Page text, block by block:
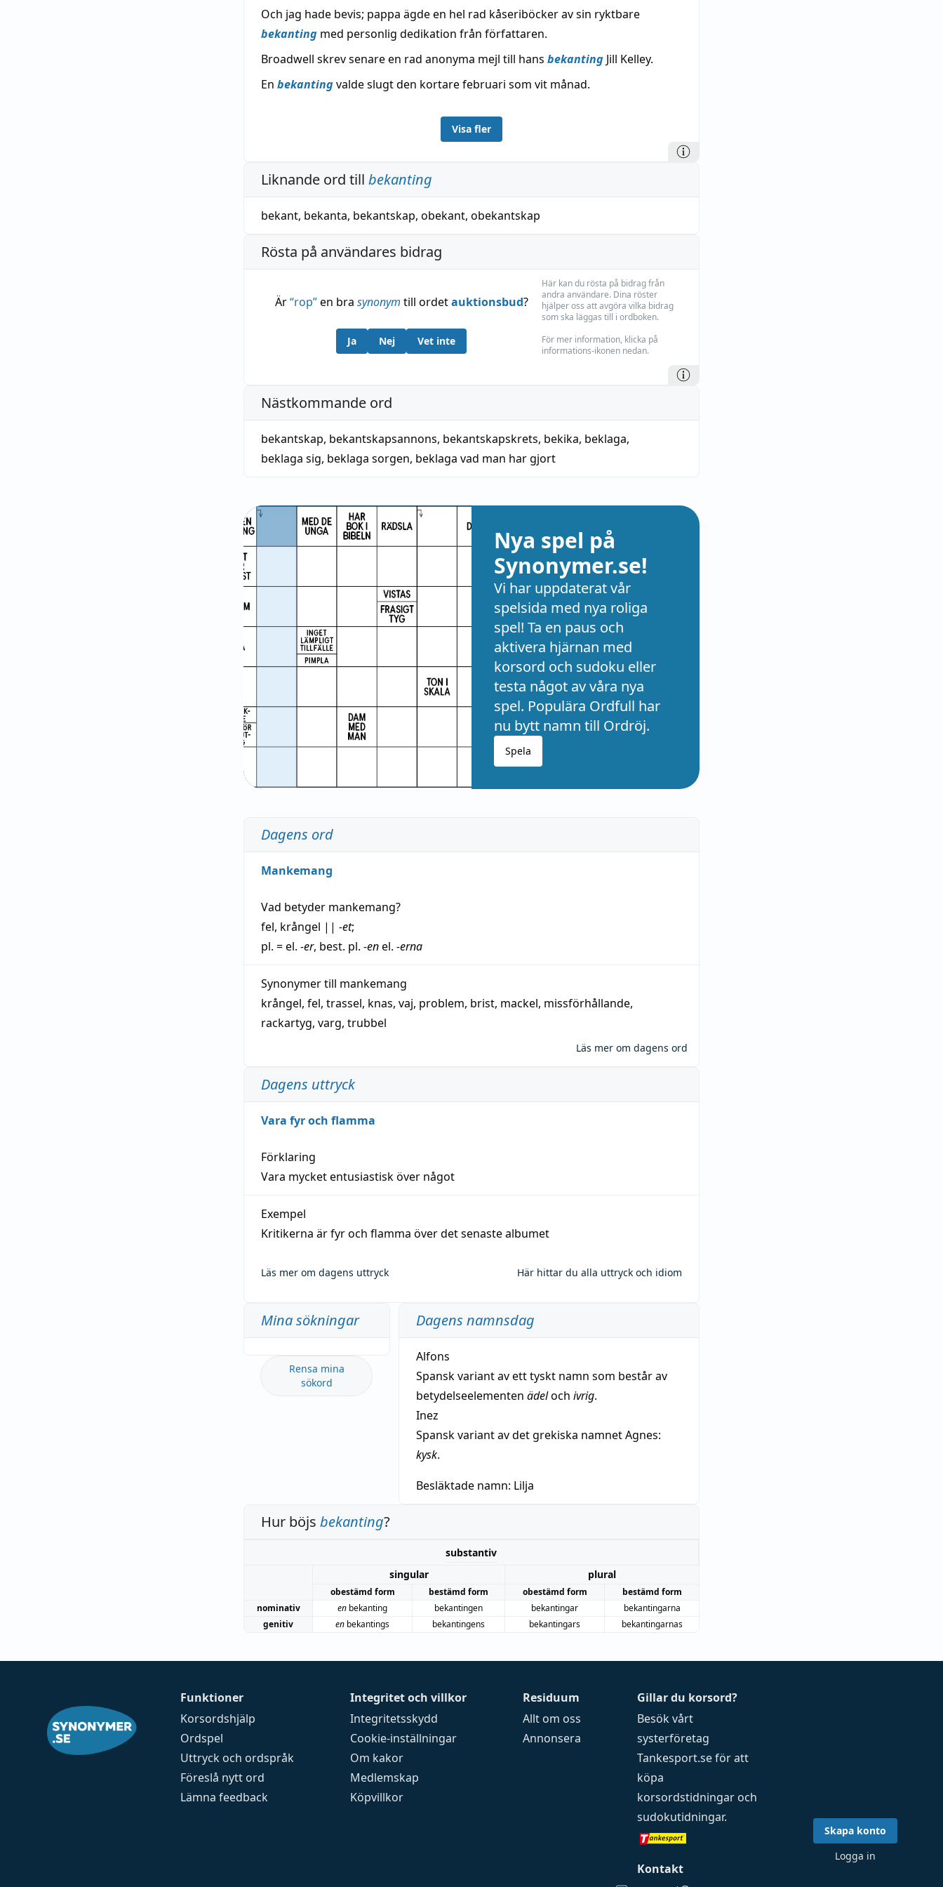
Och jag hade bevis; pappa ägde en hel rad kåseriböcker av sin ryktbare
bekanting med personlig dedikation från författaren.
Broadwell skrev senare en rad anonyma mejl till hans bekanting Jill Kelley.
En bekantingvalde slugt den kortare februari som vit månad.
Visa fler
Liknande ord till bekanting
bekant, bekanta, bekantskap, obekant, obekantskap
Rösta på användares bidrag
Är“rop”en bra synonym till ordetauktionsbud?
Ja Nej Vet inte
Här kan du rösta på bidrag från
andra användare. Dina röster
hjälper oss att avgöra vilka bidrag
som ska läggas till i ordboken.
För mer information, klicka på
informations-ikonen nedan.
Nästkommande ord
bekantskap, bekantskapsannons, bekantskapskrets, bekika, beklaga,
beklaga sig, beklaga sorgen, beklaga vad man har gjort
Nya spel på
Synonymer.se!
Vi har uppdaterat vår
spelsida med nya roliga
spel! Ta en paus och
aktivera hjärnan med
korsord och sudoku eller
testa något av våra nya
spel. Populära Ordfull har
nu bytt namn till Ordröj.
Spela
Dagens ord
Mankemang
Vad betyder mankemang?
fel, krångel || -et;
pl. = el. -er, best. pl. -enel. -erna
Synonymer till mankemang
krångel, fel, trassel, knas, vaj, problem, brist, mackel, missförhållande,
rackartyg, varg, trubbel
Läs mer om dagens ord
Dagens uttryck
Vara fyr och flamma
Förklaring
Vara mycket entusiastisk över något
Exempel
Kritikerna är fyr och flamma över det senaste albumet
Läs mer om dagens uttryck Här hittar du alla uttryck och idiom
Mina sökningar
Rensa mina
sökord
Dagens namnsdag
Alfons
Spansk variant av ett tyskt namn som består av
betydelseelementen ädeloch ivrig.
Inez
Spansk variant av det grekiska namnet Agnes:
kysk.
Besläktade namn: Lilja
Hur böjs bekanting?
substantiv
singular
plural
obestämd form bestämd form obestämd form
bestämd form
nominativ
en bekanting bekantingen bekantingar
bekantingarna
genitiv
en bekantings bekantingens bekantingars bekantingarnas
Funktioner
Korsordshjälp
Ordspel
Uttryck och ordspråk
Föreslå nytt ord
Lämna feedback
Integritet och villkor
Integritetsskydd
Cookie-inställningar
Om kakor
Medlemskap
Köpvillkor
Residuum
Allt om oss
Annonsera
Gillar du korsord?
Besök vårt
systerföretag
Tankesport.seför att
köpa
korsordstidningar och
sudokutidningar.
Kontakt
Skapa konto
Logga in